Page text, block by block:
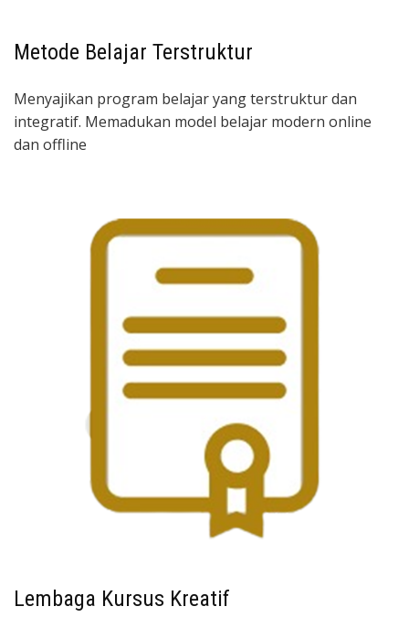
Metode Belajar Terstruktur
Menyajikan program belajar yang terstruktur dan
integratif. Memadukan model belajar modern online
dan offline
Lembaga Kursus Kreatif